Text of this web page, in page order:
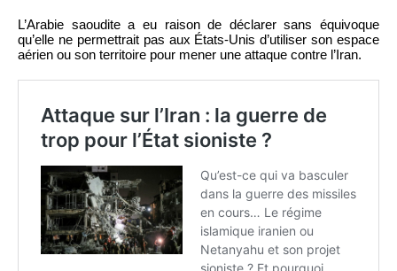
L’Arabie saoudite a eu raison de déclarer sans équivoque
qu’elle ne permettrait pas aux États-Unis d’utiliser son espace
aérien ou son territoire pour mener une attaque contre l’Iran.